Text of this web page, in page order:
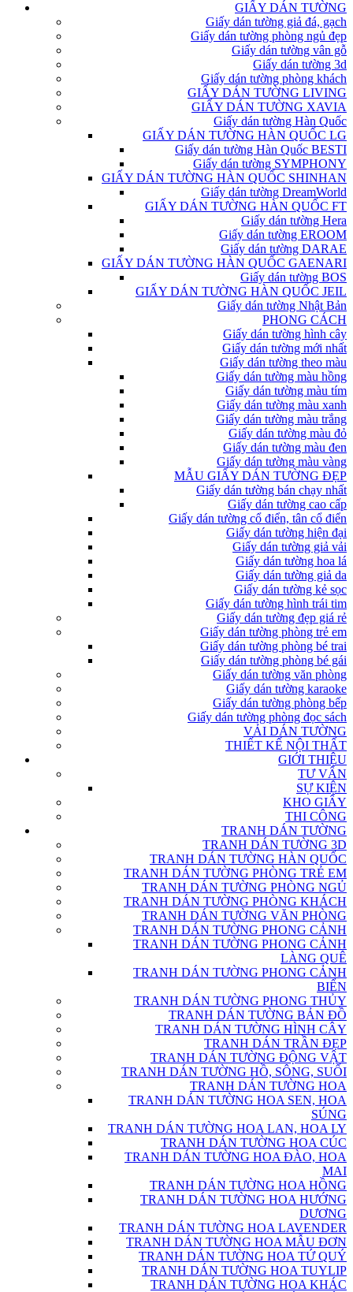
GIẤY DÁN TƯỜNG
Giấy dán tường giả đá, gạch
Giấy dán tường phòng ngủ đẹp
Giấy dán tường vân gỗ
Giấy dán tường 3d
Giấy dán tường phòng khách
GIẤY DÁN TƯỜNG LIVING
GIẤY DÁN TƯỜNG XAVIA
Giấy dán tường Hàn Quốc
GIẤY DÁN TƯỜNG HÀN QUỐC LG
Giấy dán tường Hàn Quốc BESTI
Giấy dán tường SYMPHONY
GIẤY DÁN TƯỜNG HÀN QUỐC SHINHAN
Giấy dán tường DreamWorld
GIẤY DÁN TƯỜNG HÀN QUỐC FT
Giấy dán tường Hera
Giấy dán tường EROOM
Giấy dán tường DARAE
GIẤY DÁN TƯỜNG HÀN QUỐC GAENARI
Giấy dán tường BOS
GIẤY DÁN TƯỜNG HÀN QUỐC JEIL
Giấy dán tường Nhật Bản
PHONG CÁCH
Giấy dán tường hình cây
Giấy dán tường mới nhất
Giấy dán tường theo màu
Giấy dán tường màu hồng
Giấy dán tường màu tím
Giấy dán tường màu xanh
Giấy dán tường màu trắng
Giấy dán tường màu đỏ
Giấy dán tường màu đen
Giấy dán tường màu vàng
MẪU GIẤY DÁN TƯỜNG ĐẸP
Giấy dán tường bán chạy nhất
Giấy dán tường cao cấp
Giấy dán tường cổ điển, tân cổ điển
Giấy dán tường hiện đại
Giấy dán tường giả vải
Giấy dán tường hoa lá
Giấy dán tường giả da
Giấy dán tường kẻ sọc
Giấy dán tường hình trái tim
Giấy dán tường đẹp giá rẻ
Giấy dán tường phòng trẻ em
Giấy dán tường phòng bé trai
Giấy dán tường phòng bé gái
Giấy dán tường văn phòng
Giấy dán tường karaoke
Giấy dán tường phòng bếp
Giấy dán tường phòng đọc sách
VẢI DÁN TƯỜNG
THIẾT KẾ NỘI THẤT
GIỚI THIỆU
TƯ VẤN
SỰ KIỆN
KHO GIẤY
THI CÔNG
TRANH DÁN TƯỜNG
TRANH DÁN TƯỜNG 3D
TRANH DÁN TƯỜNG HÀN QUỐC
TRANH DÁN TƯỜNG PHÒNG TRẺ EM
TRANH DÁN TƯỜNG PHÒNG NGỦ
TRANH DÁN TƯỜNG PHÒNG KHÁCH
TRANH DÁN TƯỜNG VĂN PHÒNG
TRANH DÁN TƯỜNG PHONG CẢNH
TRANH DÁN TƯỜNG PHONG CẢNH
LÀNG QUÊ
TRANH DÁN TƯỜNG PHONG CẢNH
BIỂN
TRANH DÁN TƯỜNG PHONG THỦY
TRANH DÁN TƯỜNG BẢN ĐỒ
TRANH DÁN TƯỜNG HÌNH CÂY
TRANH DÁN TRẦN ĐẸP
TRANH DÁN TƯỜNG ĐỘNG VẬT
TRANH DÁN TƯỜNG HỒ, SÔNG, SUỐI
TRANH DÁN TƯỜNG HOA
TRANH DÁN TƯỜNG HOA SEN, HOA
SÚNG
TRANH DÁN TƯỜNG HOA LAN, HOA LY
TRANH DÁN TƯỜNG HOA CÚC
TRANH DÁN TƯỜNG HOA ĐÀO, HOA
MAI
TRANH DÁN TƯỜNG HOA HỒNG
TRANH DÁN TƯỜNG HOA HƯỚNG
DƯƠNG
TRANH DÁN TƯỜNG HOA LAVENDER
TRANH DÁN TƯỜNG HOA MẪU ĐƠN
TRANH DÁN TƯỜNG HOA TỨ QUÝ
TRANH DÁN TƯỜNG HOA TUYLIP
TRANH DÁN TƯỜNG HOA KHÁC